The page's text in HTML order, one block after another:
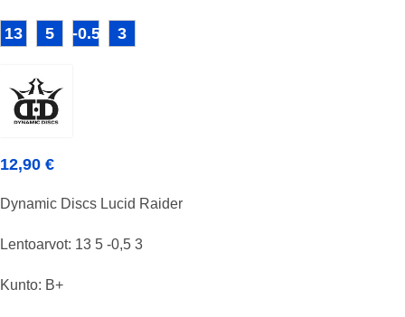
13 5 -0.5 3
12,90 €
Dynamic Discs Lucid Raider
Lentoarvot: 13 5 -0,5 3
Kunto: B+